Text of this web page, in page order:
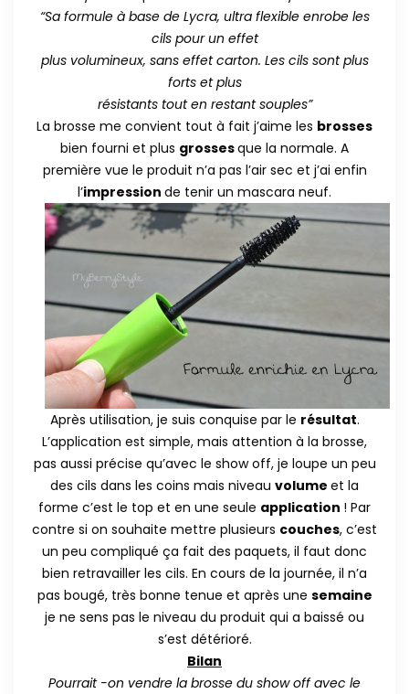
“Sa formule à base de Lycra, ultra flexible enrobe les
cils pour un effet
plus volumineux, sans effet carton. Les cils sont plus
forts et plus
résistants tout en restant souples”
La brosse me convient tout à fait j’aime les brosses
bien fourni et plus grossesque la normale. A
première vue le produit n’a pas l’air sec et j’ai enfin
l’impression de tenir un mascara neuf.
Après utilisation, je suis conquise par le résultat.
L’application est simple, mais attention à la brosse,
pas aussi précise qu’avec le show off, je loupe un peu
des cils dans les coins mais niveau volume et la
forme c’est le top et en une seule application ! Par
contre si on souhaite mettre plusieurs couches, c’est
un peu compliqué ça fait des paquets, il faut donc
bien retravailler les cils. En cours de la journée, il n’a
pas bougé, très bonne tenue et après une semaine
je ne sens pas le niveau du produit qui a baissé ou
s’est détérioré.
Bilan
Pourrait -on vendre la brosse du show off avec le